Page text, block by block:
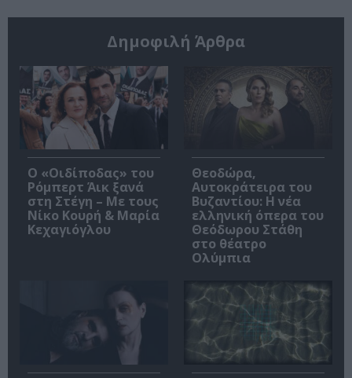
Δημοφιλή Άρθρα
O «Οιδίποδας» του
Ρόμπερτ Άικ ξανά
στη Στέγη – Με τους
Νίκο Κουρή & Μαρία
Κεχαγιόγλου
Θεοδώρα,
Αυτοκράτειρα του
Βυζαντίου: Η νέα
ελληνική όπερα του
Θεόδωρου Στάθη
στο θέατρο
Ολύμπια